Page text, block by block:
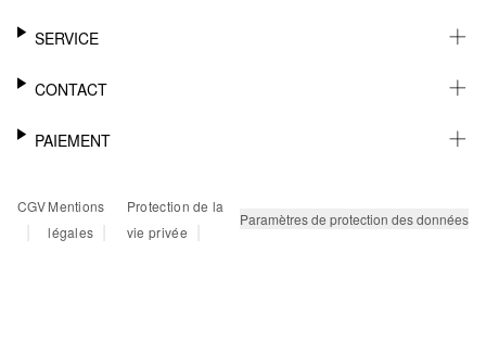
CARRIÈRE
SERVICE
NEWSLETTER
MÉMO
RETOURS
FAQ
CONTACT
AIDE
PAIEMENT
PAYPAL
CARTE BANCAIRE
CGV
|
Mentions
légales |
Protection de la
vie privée
| Paramètres de protection des données